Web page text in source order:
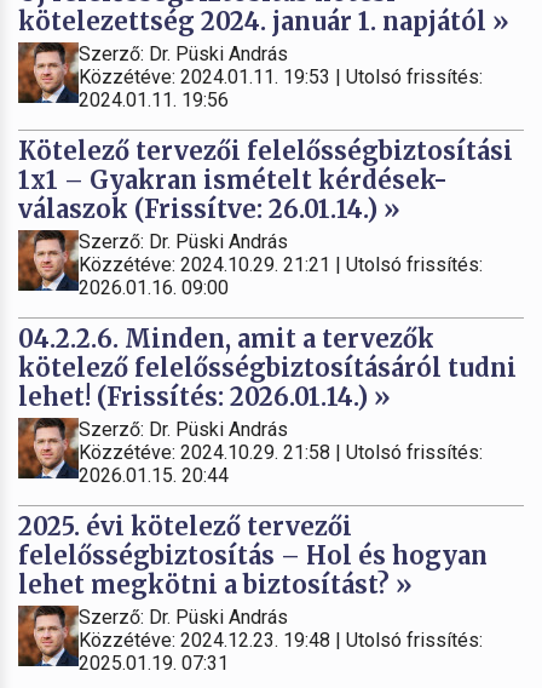
kötelezettség 2024. január 1. napjától »
Szerző: Dr. Püski András
Közzétéve: 2024.01.11. 19:53 | Utolsó frissítés:
2024.01.11. 19:56
Kötelező tervezői felelősségbiztosítási
1x1 – Gyakran ismételt kérdések-
válaszok (Frissítve: 26.01.14.) »
Szerző: Dr. Püski András
Közzétéve: 2024.10.29. 21:21 | Utolsó frissítés:
2026.01.16. 09:00
04.2.2.6. Minden, amit a tervezők
kötelező felelősségbiztosításáról tudni
lehet! (Frissítés: 2026.01.14.) »
Szerző: Dr. Püski András
Közzétéve: 2024.10.29. 21:58 | Utolsó frissítés:
2026.01.15. 20:44
2025. évi kötelező tervezői
felelősségbiztosítás – Hol és hogyan
lehet megkötni a biztosítást? »
Szerző: Dr. Püski András
Közzétéve: 2024.12.23. 19:48 | Utolsó frissítés:
2025.01.19. 07:31